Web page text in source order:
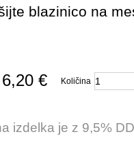
blazinico na
6,20 € Količina
izdelka je z 9,5%